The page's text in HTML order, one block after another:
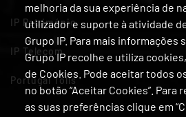
melhoria da sua experiência de
utilizador e suporte à atividade
Grupo IP. Para mais informações
Grupo IP recolhe e utiliza
de Cookies. Pode aceitar todos
no botão “Aceitar Cookies”.
as suas preferências clique em
IP Património
IP Telecom
Portugal Tolls